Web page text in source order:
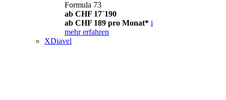
Formula 73
ab CHF 17´190
ab CHF 189 pro Monat* i
mehr erfahren
XDiavel